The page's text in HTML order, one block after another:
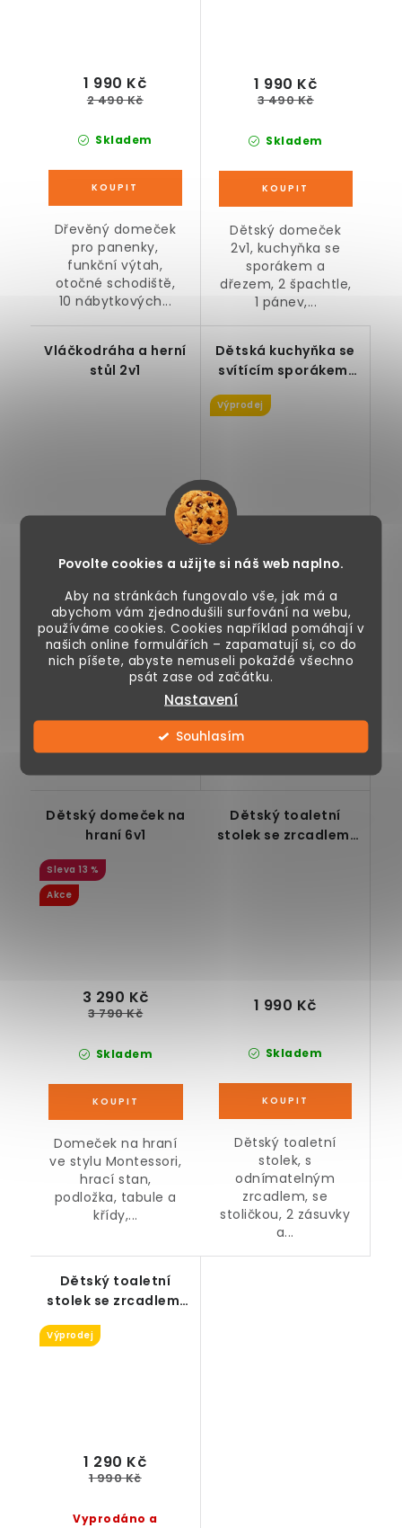
Povolte cookies a užijte si náš web naplno.
Aby na stránkách fungovalo vše, jak má a
abychom vám zjednodušili surfování na webu,
používáme cookies. Cookies například pomáhají v
našich online formulářích – zapamatují si, co do
nich píšete, abyste nemuseli pokaždé všechno
psát zase od začátku.
Nastavení
Souhlasím
Skladem
1 990 Kč
2 490 Kč
Dřevěný domeček
pro panenky,
funkční výtah,
otočné schodiště,
10 nábytkových...
Skladem
1 990 Kč
3 490 Kč
Dětský domeček
2v1, kuchyňka se
sporákem a
dřezem, 2 špachtle,
1 pánev,...
Vláčkodráha a herní
stůl 2v1
Skladem
Stůl s vláčkodráhou,
vláčkodráhy,...
Dětská kuchyňka se
svítícím sporákem,
Výprodej
Skladem
Dětská dřevěná
kuchyňka, svítící
příslušenství,
trouba,
Dětský domeček na
hraní 6v1
13 %
Akce
Skladem
3 290 Kč
3 790 Kč
Domeček na hraní
ve stylu Montessori,
hrací stan,
podložka, tabule a
křídy,...
Dětský toaletní
stolek se zrcadlem,
Skladem
1 990 Kč
Dětský toaletní
stolek, s
odnímatelným
zrcadlem, se
stoličkou, 2 zásuvky
a...
Dětský toaletní
stolek se zrcadlem,
STOLIČKA
Výprodej
Vyprodáno a
1 290 Kč
1 990 Kč